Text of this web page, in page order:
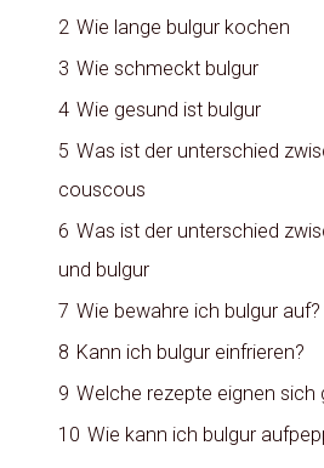
2 Wie lange bulgur kochen
3 Wie schmeckt bulgur
4 Wie gesund ist bulgur
5 Was ist der unterschied
couscous
6 Was ist der unterschied
und bulgur
7 Wie bewahre ich bulgur auf?
8 Kann ich bulgur einfrieren?
9 Welche rezepte eignen sich
10 Wie kann ich bulgur